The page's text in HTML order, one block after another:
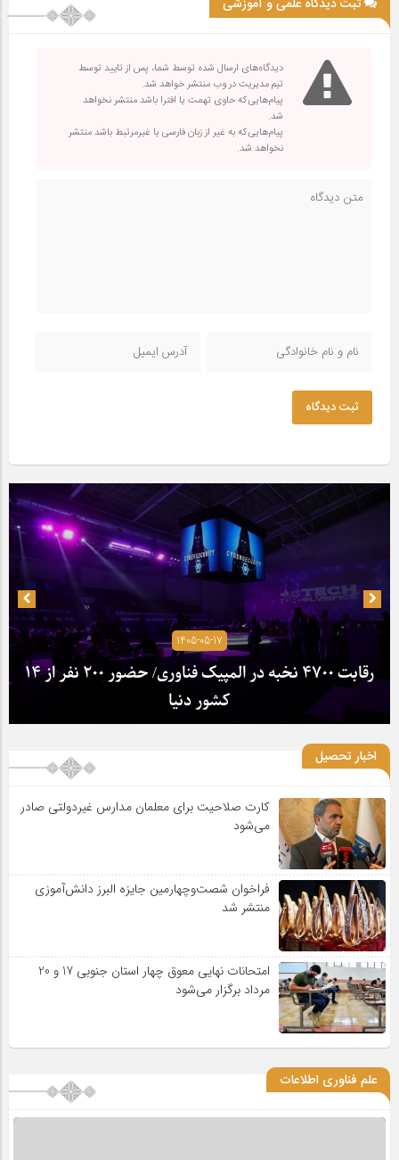
ثبت دیدگاه علمی و آموزشی
دیدگاه‌های ارسال شده توسط شما، پس از تایید توسط
تیم مدیریت در وب منتشر خواهد شد.
پیام‌هایی که حاوی تهمت یا افترا باشد منتشر نخواهد
شد.
پیام‌هایی که به غیر از زبان فارسی یا غیرمرتبط باشد منتشر
نخواهد شد.
ثبت دیدگاه
1405-05-17
رقابت ۴۷۰۰ نخبه در المپیک فناوری/ حضور ۲۰۰ نفر از ۱۴
کشور دنیا
اخبار تحصیل
کارت صلاحیت برای معلمان مدارس غیردولتی صادر
می‌شود
فراخوان شصت‌وچهارمین جایزه البرز دانش‌آموزی
منتشر شد
امتحانات نهایی معوق چهار استان جنوبی 17 و 20
مرداد برگزار می‌شود
علم فناوری اطلاعات